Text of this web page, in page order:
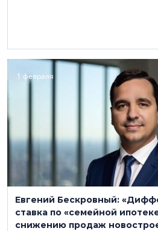
1 февраля
Евгений Бескровный:
ставка по «семейной
снижению продаж